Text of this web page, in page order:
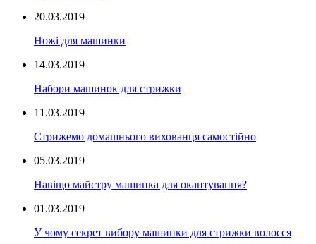
20.03.2019
Ножі для машинки
14.03.2019
Набори машинок для стрижки
11.03.2019
Стрижемо домашнього вихованця самостійно
05.03.2019
Навіщо майстру машинка для окантування?
01.03.2019
У чому секрет вибору машинки для стрижки волосся